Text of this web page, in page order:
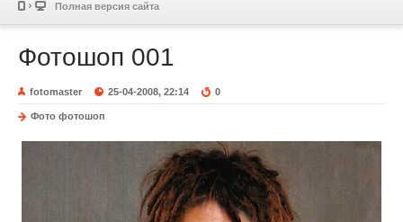
Полная версия сайта
Фотошоп 001
fotomaster 25-04-2008, 22:14 0
Фото фотошоп